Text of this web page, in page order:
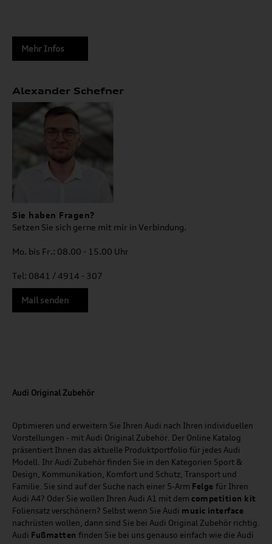
Mehr Infos
Alexander Schefner
Sie haben Fragen?
Setzen Sie sich gerne mit mir in Verbindung.
Mo. bis Fr.: 08.00 - 15.00 Uhr
Tel: 0841 / 4914 - 307
Mail senden
Audi Original Zubehör
Optimieren und erweitern Sie Ihren Audi nach Ihren individuellen
Vorstellungen - mit Audi Original Zubehör. Der Online Katalog
präsentiert Ihnen das aktuelle Produktportfolio für jedes Audi
Modell. Ihr Audi Zubehör finden Sie in den Kategorien Sport &
Design, Kommunikation, Komfort und Schutz, Transport und
Familie. Sie sind auf der Suche nach einer 5-Arm Felge für Ihren
Audi A4? Oder Sie wollen Ihren Audi A1 mit dem competition kit
Foliensatz verschönern? Selbst wenn Sie Audi music interface
nachrüsten wollen, dann sind Sie bei Audi Original Zubehör richtig.
Audi Fußmatten finden Sie bei uns genauso einfach wie die Audi